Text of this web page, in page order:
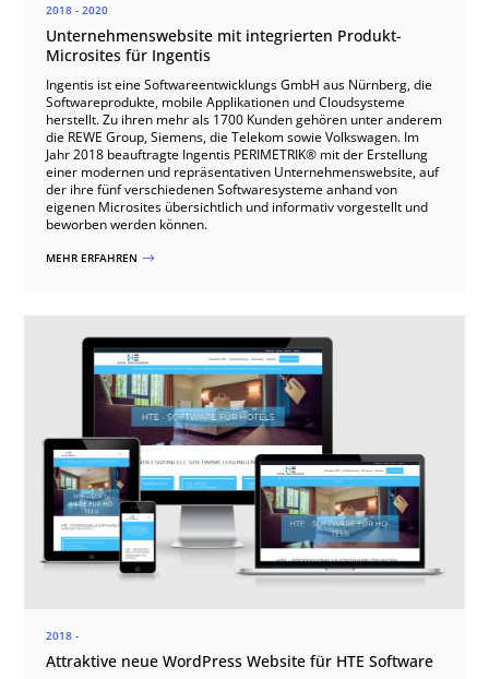
2018 - 2020
Unternehmenswebsite mit integrierten Produkt-
Microsites für Ingentis
Ingentis ist eine Softwareentwicklungs GmbH aus Nürnberg, die
Softwareprodukte, mobile Applikationen und Cloudsysteme
herstellt. Zu ihren mehr als 1700 Kunden gehören unter anderem
die REWE Group, Siemens, die Telekom sowie Volkswagen. Im
Jahr 2018 beauftragte Ingentis PERIMETRIK® mit der Erstellung
einer modernen und repräsentativen Unternehmenswebsite, auf
der ihre fünf verschiedenen Softwaresysteme anhand von
eigenen Microsites übersichtlich und informativ vorgestellt und
beworben werden können.
MEHR ERFAHREN $
2018 -
Attraktive neue WordPress Website für HTE Software